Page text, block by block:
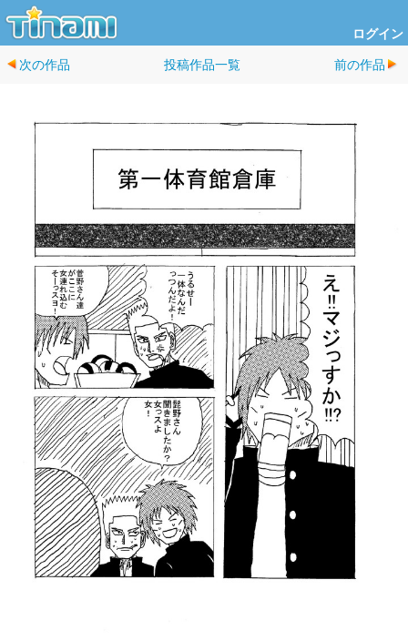
ログイン
次の作品 投稿作品一覧 前の作品